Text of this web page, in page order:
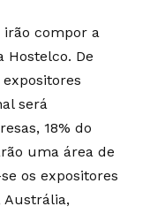
irão compor a
Hostelco. De
será
18% do
uma área de
os expositores
Austrália,